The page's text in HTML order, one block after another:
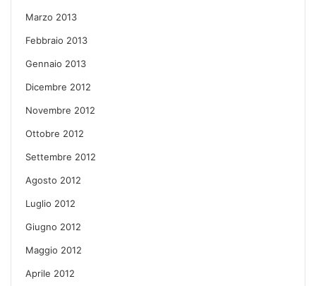
Marzo 2013
Febbraio 2013
Gennaio 2013
Dicembre 2012
Novembre 2012
Ottobre 2012
Settembre 2012
Agosto 2012
Luglio 2012
Giugno 2012
Maggio 2012
Aprile 2012